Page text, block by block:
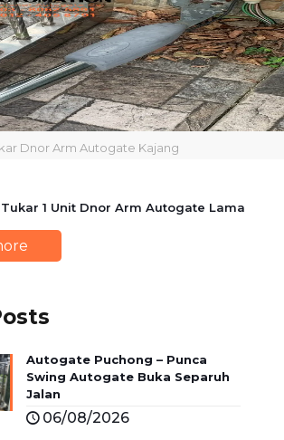
Dnor Arm Autogate Kajang
1 Unit Dnor Arm Autogate Lama
Autogate Puchong – Punca
Swing Autogate Buka Separuh
Jalan
06/08/2026